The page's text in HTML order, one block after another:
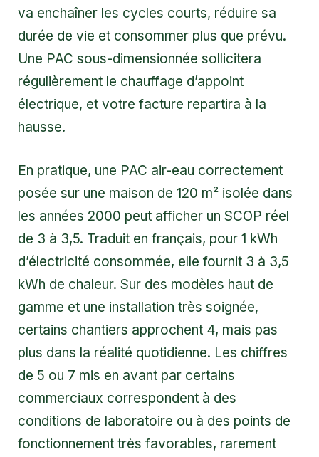
va enchaîner les cycles courts, réduire sa
durée de vie et consommer plus que prévu.
Une PAC sous-dimensionnée sollicitera
régulièrement le chauffage d’appoint
électrique, et votre facture repartira à la
hausse.
En pratique, une PAC air-eau correctement
posée sur une maison de 120 m² isolée dans
les années 2000 peut afficher un SCOP réel
de 3 à 3,5. Traduit en français, pour 1 kWh
d’électricité consommée, elle fournit 3 à 3,5
kWh de chaleur. Sur des modèles haut de
gamme et une installation très soignée,
certains chantiers approchent 4, mais pas
plus dans la réalité quotidienne. Les chiffres
de 5 ou 7 mis en avant par certains
commerciaux correspondent à des
conditions de laboratoire ou à des points de
fonctionnement très favorables, rarement